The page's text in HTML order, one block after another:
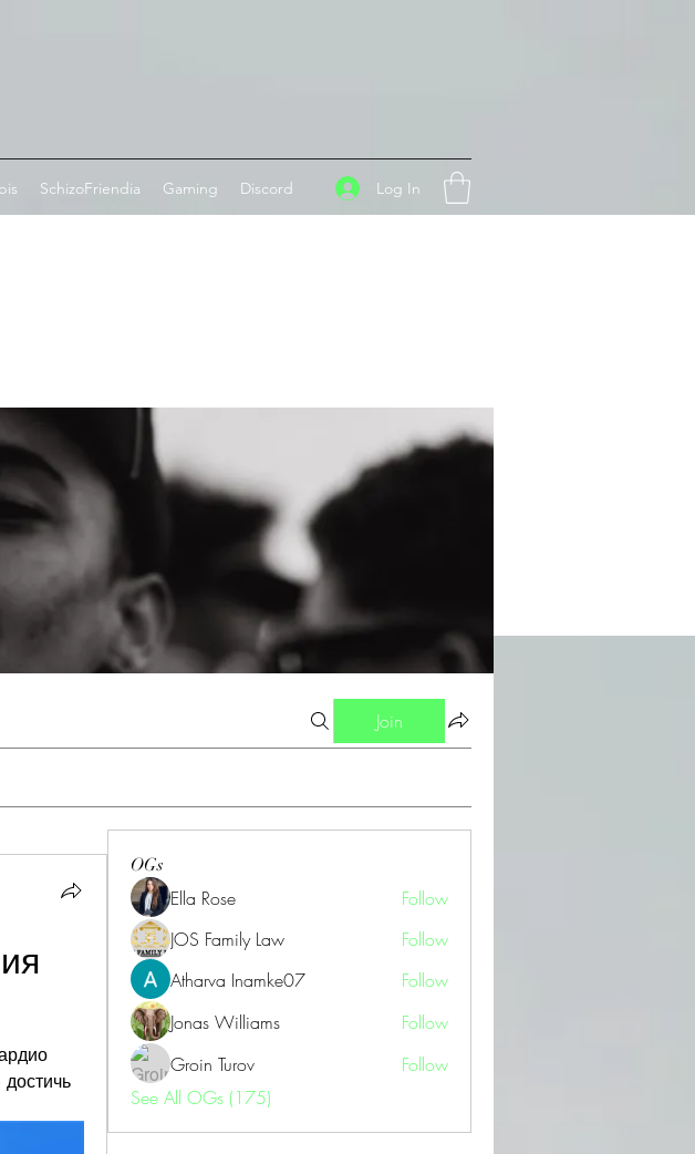
SchizoFriendia Gaming Discord Log In
Join
OGs
Ella Rose
Follow
JOS Family Law
Follow
Atharva Inamke07
Follow
Jonas Williams
Follow
Groin Turov
Follow
See All OGs (175)